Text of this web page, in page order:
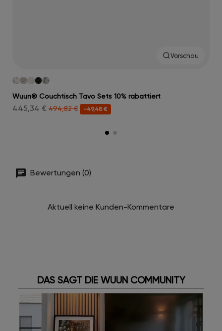
Vorschau
Wuun® Couchtisch Tavo Sets 10% rabattiert
445,34 € 494,82 € -49,48 €
Bewertungen (0)
Aktuell keine Kunden-Kommentare
DAS SAGT DIE WUUN COMMUNITY